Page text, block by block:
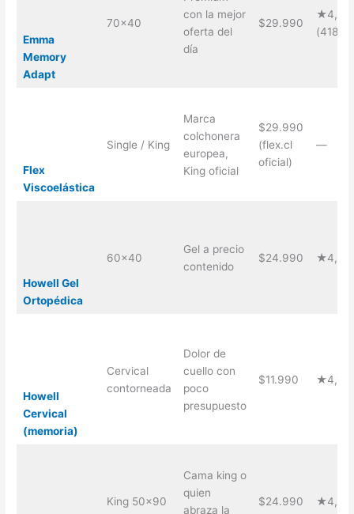
Emma
Memory
Adapt
70×40
con la mejor
oferta del
día
$29.990
★4,6
(418)
Flex
Viscoelástica
Single / King
Marca
colchonera
europea,
King oficial
$29.990
(flex.cl
oficial)
—
Howell Gel
Ortopédica
60×40
Gel a precio
contenido
$24.990 ★4,8
Howell
Cervical
(memoria)
Cervical
contorneada
Dolor de
cuello con
poco
presupuesto
$11.990 ★4,1
King 50×90
Cama king o
quien
abraza la
$24.990 ★4,8